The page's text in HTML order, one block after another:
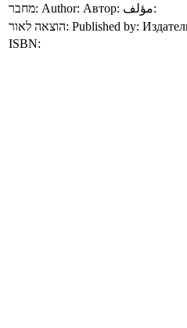
מחבר: Author: Автор: مؤلف:
הוצאה לאור: Published by:
ISBN: